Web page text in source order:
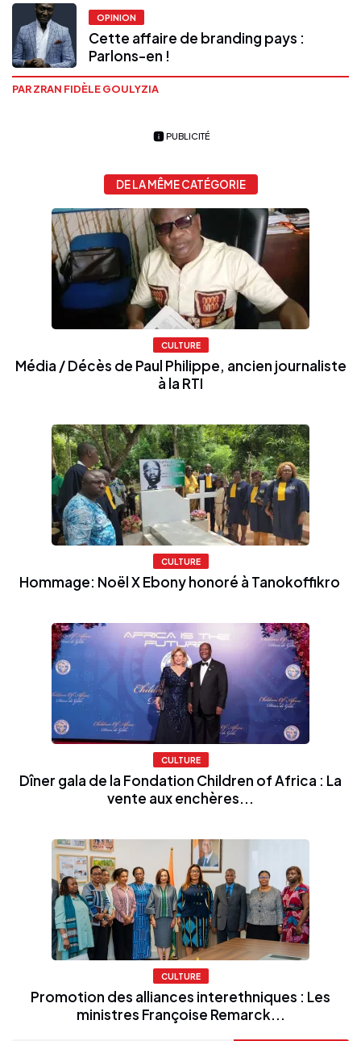
OPINION
Cette affaire de branding pays :
Parlons-en !
PAR ZRAN FIDÈLE GOULYZIA
PUBLICITÉ
DE LA MÊME CATÉGORIE
CULTURE
Média / Décès de Paul Philippe, ancien journaliste
à la RTI
CULTURE
Hommage: Noël X Ebony honoré à Tanokoffikro
CULTURE
Dîner gala de la Fondation Children of Africa : La
vente aux enchères...
CULTURE
Promotion des alliances interethniques : Les
ministres Françoise Remarck...